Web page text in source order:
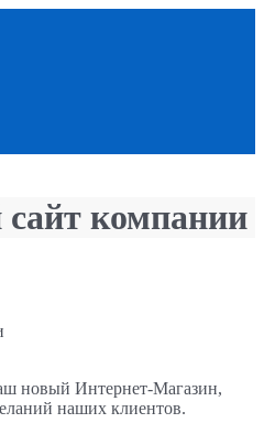
компании
новый Интернет-Магазин,
наших клиентов.